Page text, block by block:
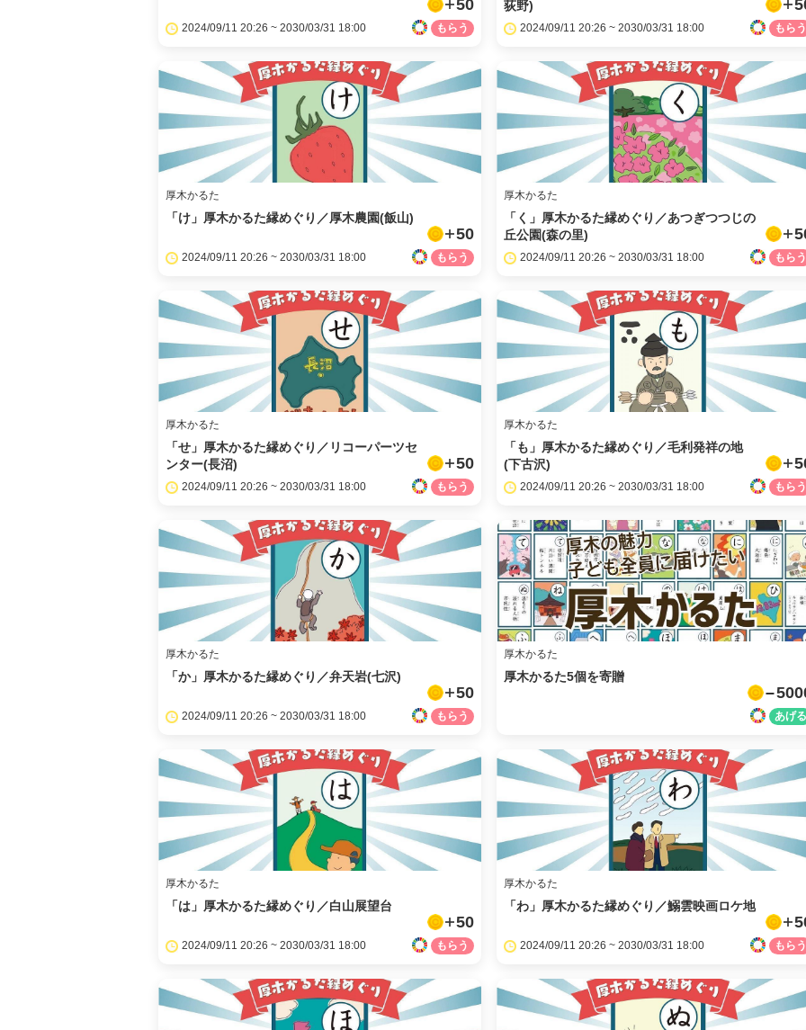
50
2024/09/11 20:26 ~ 2030/03/31 18:00
荻野)
2024/09/11 20:26 ~ 2030/03/31 18:00
厚木かるた
「け」厚木かるた縁めぐり／厚木農園(飯山)
50
2024/09/11 20:26 ~ 2030/03/31 18:00
厚木かるた
「く」厚木かるた縁めぐり／あつぎつつじの
丘公園(森の里)
2024/09/11 20:26 ~ 2030/03/31 18:00
厚木かるた
「せ」厚木かるた縁めぐり／リコーパーツセ
ンター(長沼)
50
2024/09/11 20:26 ~ 2030/03/31 18:00
厚木かるた
「も」厚木かるた縁めぐり／毛利発祥の地
(下古沢)
2024/09/11 20:26 ~ 2030/03/31 18:00
厚木かるた
「か」厚木かるた縁めぐり／弁天岩(七沢)
50
2024/09/11 20:26 ~ 2030/03/31 18:00
厚木かるた
厚木かるた5個を寄贈
厚木かるた
「は」厚木かるた縁めぐり／白山展望台
50
2024/09/11 20:26 ~ 2030/03/31 18:00
厚木かるた
「わ」厚木かるた縁めぐり／鰯雲映画ロケ地
2024/09/11 20:26 ~ 2030/03/31 18:00